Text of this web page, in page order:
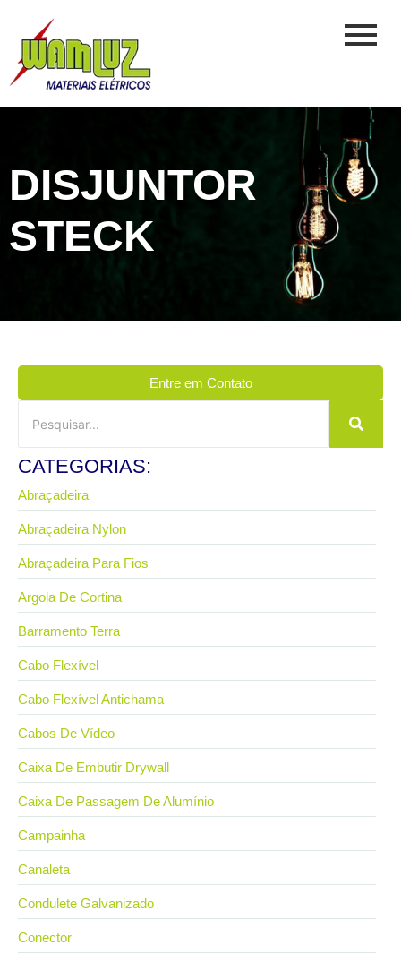
DISJUNTOR
STECK
Entre em Contato
CATEGORIAS:
Abraçadeira
Abraçadeira Nylon
Abraçadeira Para Fios
Argola De Cortina
Barramento Terra
Cabo Flexível
Cabo Flexível Antichama
Cabos De Vídeo
Caixa De Embutir Drywall
Caixa De Passagem De Alumínio
Campainha
Canaleta
Condulete Galvanizado
Conector